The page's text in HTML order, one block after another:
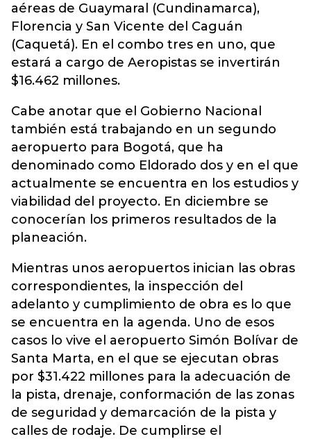
aéreas de Guaymaral (Cundinamarca),
Florencia y San Vicente del Caguán
(Caquetá). En el combo tres en uno, que
estará a cargo de Aeropistas se invertirán
$16.462 millones.
Cabe anotar que el Gobierno Nacional
también está trabajando en un segundo
aeropuerto para Bogotá, que ha
denominado como Eldorado dos y en el que
actualmente se encuentra en los estudios y
viabilidad del proyecto. En diciembre se
conocerían los primeros resultados de la
planeación.
Mientras unos aeropuertos inician las obras
correspondientes, la inspección del
adelanto y cumplimiento de obra es lo que
se encuentra en la agenda. Uno de esos
casos lo vive el aeropuerto Simón Bolívar de
Santa Marta, en el que se ejecutan obras
por $31.422 millones para la adecuación de
la pista, drenaje, conformación de las zonas
de seguridad y demarcación de la pista y
calles de rodaje. De cumplirse el